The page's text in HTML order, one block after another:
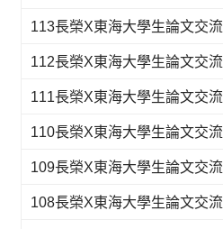
113長榮X東海大學生論文交流
112長榮X東海大學生論文交流
111長榮X東海大學生論文交流
110長榮X東海大學生論文交流
109長榮X東海大學生論文交流
108長榮X東海大學生論文交流